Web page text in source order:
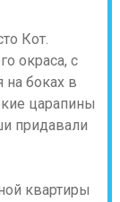
Кот.
окраса, с
боках в
царапины
придавали
квартиры